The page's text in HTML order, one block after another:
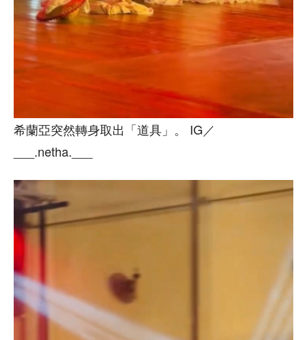
希蘭亞突然轉身取出「道具」。 IG／
___.netha.___